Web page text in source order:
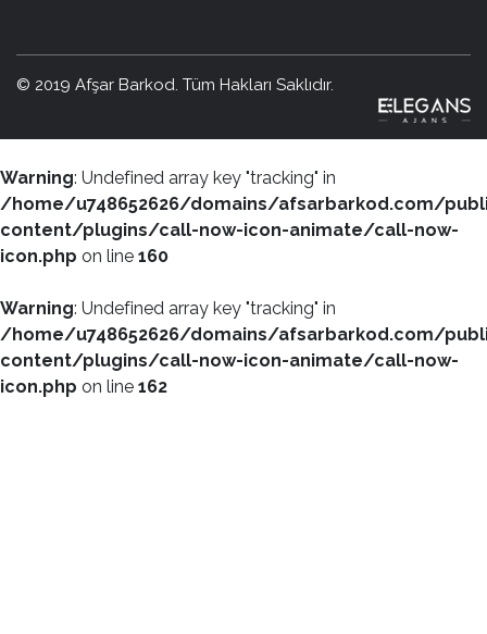
© 2019 Afşar Barkod. Tüm Hakları Saklıdır.
Warning: Undefined array key "tracking" in
/home/u748652626/domains/afsarbarkod.com/
content/plugins/call-now-icon-animate/call-now-
icon.php on line 160
Warning: Undefined array key "tracking" in
/home/u748652626/domains/afsarbarkod.com/
content/plugins/call-now-icon-animate/call-now-
icon.php on line 162